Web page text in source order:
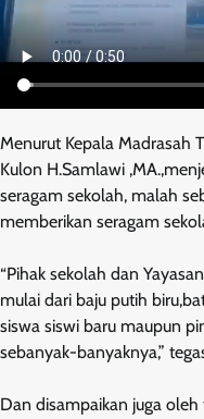
Menurut Kepala Madrasah
Kulon H.Samlawi
seragam sekolah, malah
memberikan seragam
“Pihak sekolah dan
mulai dari baju putih
siswa siswi baru maupun
sebanyak-banyaknya,”
Dan disampaikan juga